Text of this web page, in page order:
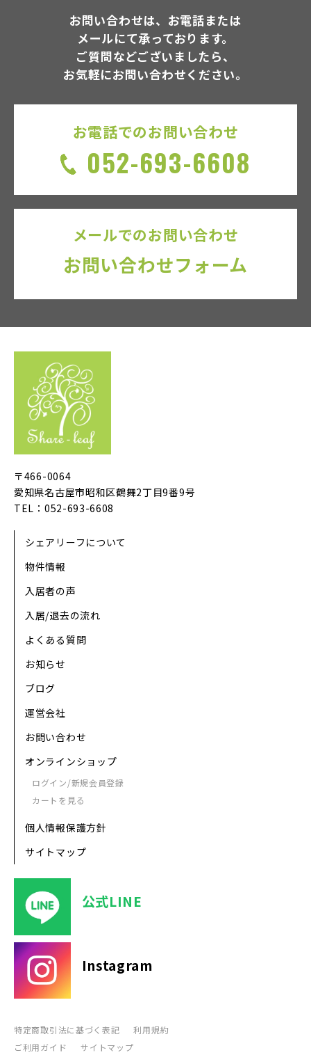
お問い合わせは、お電話または
メールにて承っております。
ご質問などございましたら、
お気軽にお問い合わせください。
お電話でのお問い合わせ
052-693-6608
メールでのお問い合わせ
お問い合わせフォーム
〒466-0064
愛知県名古屋市昭和区鶴舞2丁目9番9号
TEL：052-693-6608
シェアリーフについて
物件情報
入居者の声
入居/退去の流れ
よくある質問
お知らせ
ブログ
運営会社
お問い合わせ
オンラインショップ
ログイン/新規会員登録
カートを見る
個人情報保護方針
サイトマップ
公式LINE
Instagram
特定商取引法に基づく表記
利用規約
ご利用ガイド
サイトマップ